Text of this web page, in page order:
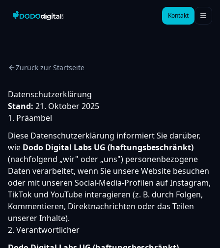
Kontakt
Zurück zur Startseite
Datenschutzerklärung
Stand: 21. Oktober 2025
1. Präambel
Diese Datenschutzerklärung informiert Sie darüber,
wie Dodo Digital Labs UG (haftungsbeschränkt)
(nachfolgend „wir" oder „uns") personenbezogene
Daten verarbeitet, wenn Sie unsere Website besuchen
oder mit unseren Social-Media-Profilen auf Instagram,
TikTok und YouTube interagieren (z. B. durch Folgen,
Kommentieren, Direktnachrichten oder das Teilen
unserer Inhalte).
2. Verantwortlicher